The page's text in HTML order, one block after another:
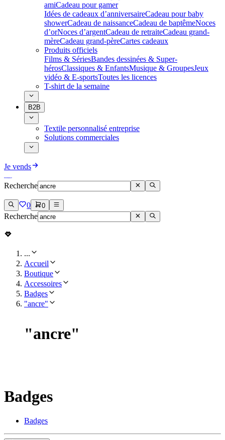
amiCadeau pour gamer
Idées de cadeaux d’anniversaireCadeau pour baby
showerCadeau de naissanceCadeau de baptêmeNoces
d’orNoces d’argentCadeau de retraiteCadeau grand-
mèreCadeau grand-pèreCartes cadeaux
Produits officiels
Films & SériesBandes dessinées & Super-
hérosClassiques & EnfantsMusique & GroupesJeux
vidéo & E-sportsToutes les licences
T-shirt de la semaine
B2B
Textile personnalisé entreprise
Solutions commerciales
Je vends
Recherche
0 0
Recherche
...
Accueil
Boutique
Accessoires
Badges
"ancre"
"ancre"
Badges
Badges